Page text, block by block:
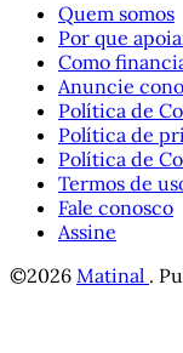
Quem somos
Por que
Como
Anuncie
Política de
Política de
Política de
Termos de
Fale conosco
Assine
©2026 Matinal .